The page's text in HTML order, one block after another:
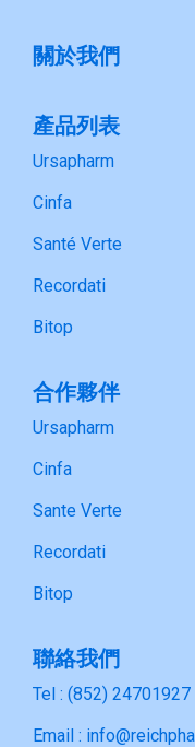
關於我們
產品列表
Ursapharm
Cinfa
Santé Verte
Recordati
Bitop
合作夥伴
Ursapharm
Cinfa
Sante Verte
Recordati
Bitop
聯絡我們
Tel : (852) 24701927
Email :